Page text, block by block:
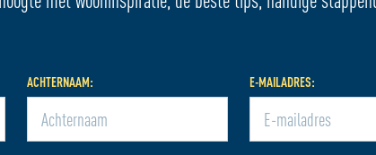
ACHTERNAAM: E-MAILADRES: